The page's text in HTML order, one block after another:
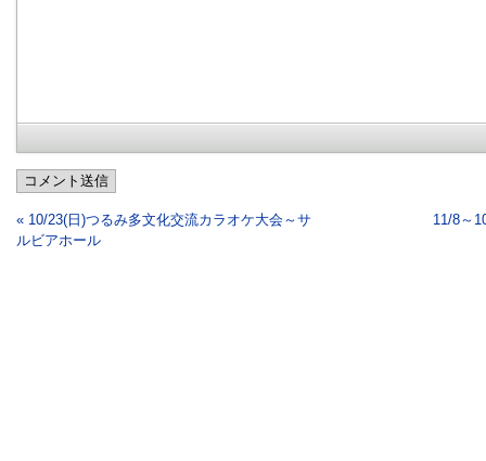
コメント送信
« 10/23(日)つるみ多文化交流カラオケ大会～サ
ルビアホール
11/8～